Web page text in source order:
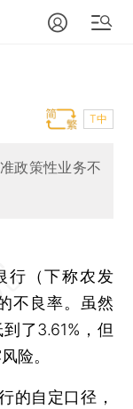
T中
政策性业务不
（下称农发
不良率。虽然
了3.61%，但
险。
自定口径，